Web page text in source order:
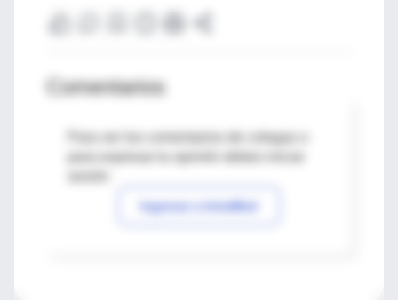
Comentarios
Para ver los comentarios de colegas o
Ingresar a IntraMed